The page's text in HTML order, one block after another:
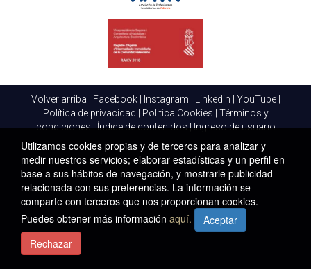
Utilizamos cookies propias y de terceros para analizar y
medir nuestros servicios; elaborar estadísticas y un perfil en
base a sus hábitos de navegación, y mostrarle publicidad
relacionada con sus preferencias. La información se
comparte con terceros que nos proporcionan cookies.
Puedes obtener más información aquí.
Aceptar
Rechazar
Volver arriba Facebook| Instagram Linkedin YouTube|
Política de privacidad
Politica Cookies
Términos y
condiciones|Índice de contenidos|Ingreso de usuario